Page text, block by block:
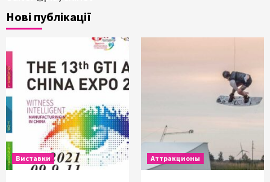
Нові публікації
Виставки Аттракционы